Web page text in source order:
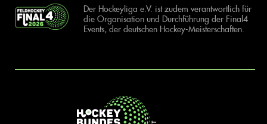
Der Hockeyliga e.V. ist zudem verantwortlich für
die Organisation und Durchführung der Final4
Events, der deutschen Hockey-Meisterschaften.